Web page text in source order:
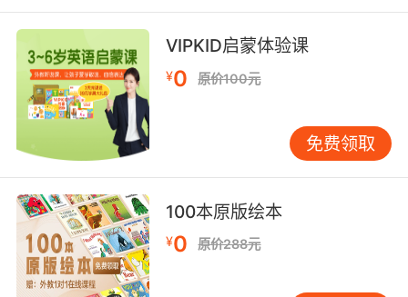
教学实践中的创新突破
分层教学策略解决能力差异难题。针对《Brown
Bear》绘本，初级学员制作头饰进行角色演绎，
中级学员设计森林场景拼图，高级学员则挑战编
写配套故事剧本。这种差异化设计使同一绘本的
教学适配度提升65%。
研究表明，提前告知"允许非常规创作"的小组，
其语言修正次数减少32%。VIPKID教师在手工课
前展示"失败作品集"，有效降低儿童的完美主义
焦虑，使课堂提问参与度提高至91%。
VIPKID启蒙体验课
¥0 原价100元
免费领取
100本原版绘本
¥0 原价288元